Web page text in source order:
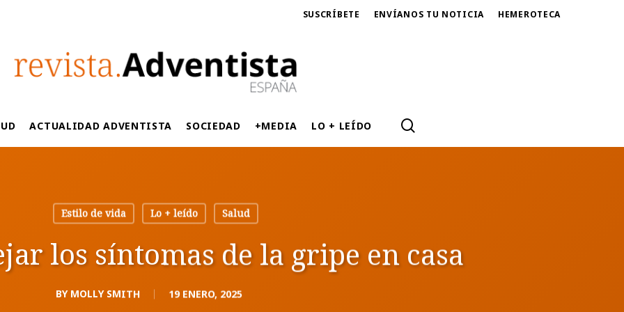
SUSCRÍBETE ENVÍANOS TU NOTICIA HEMEROTECA
ACTUALIDAD ADVENTISTA SOCIEDAD +MEDIA LO + LEÍDO
Estilo de vida Lo + leído Salud
los síntomas de la gripe en casa
BY MOLLY SMITH 19 ENERO, 2025